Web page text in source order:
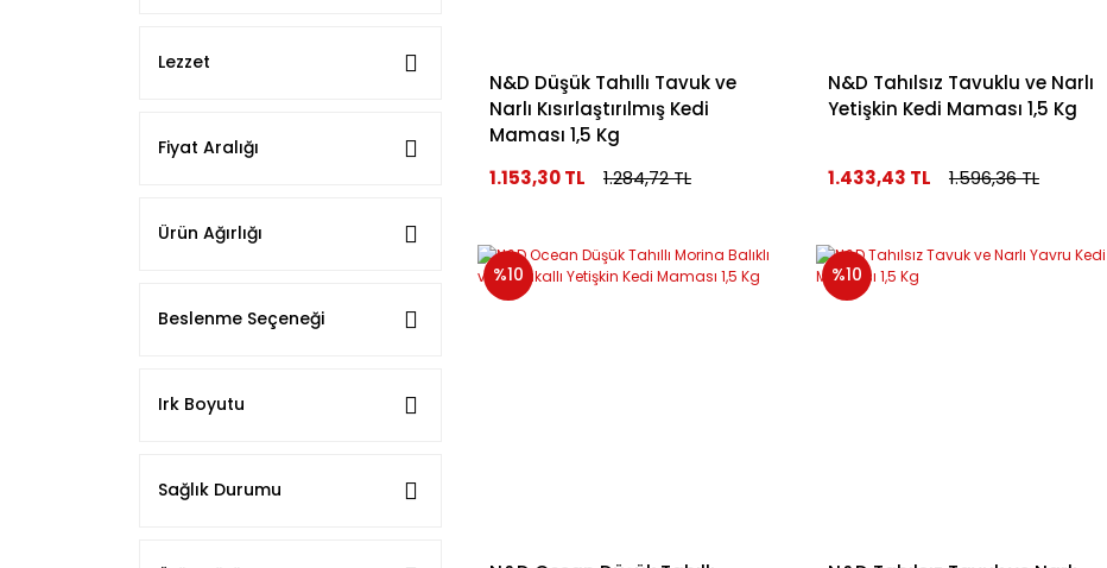
Lezzet
Fiyat Aralığı
Ürün Ağırlığı
Beslenme Seçeneği
Irk Boyutu
Sağlık Durumu
N&D Düşük Tahıllı Tavuk ve
Narlı Kısırlaştırılmış Kedi
Maması 1,5 Kg
1.153,30 TL
1.284,72 TL
N&D Tahılsız Tavuklu ve Narlı
Yetişkin Kedi Maması 1,5 Kg
1.433,43 TL 1.596,36 TL
%10 %10